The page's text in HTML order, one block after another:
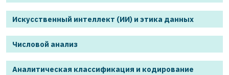
Искусственный интеллект (ИИ) и этика данных
Числовой анализ
Аналитическая классификация и кодирование